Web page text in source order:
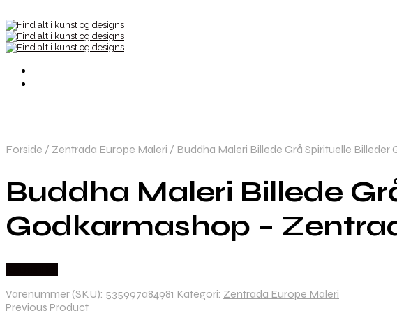
Forside / Zentrada Europe Maleri / Buddha Maleri Billede Grå Spirituelle
Buddha Maleri Billede
Godkarmashop –
Varenummer (SKU): 535997a84981 Kategori: Zentrada Europe Maleri
Previous Product